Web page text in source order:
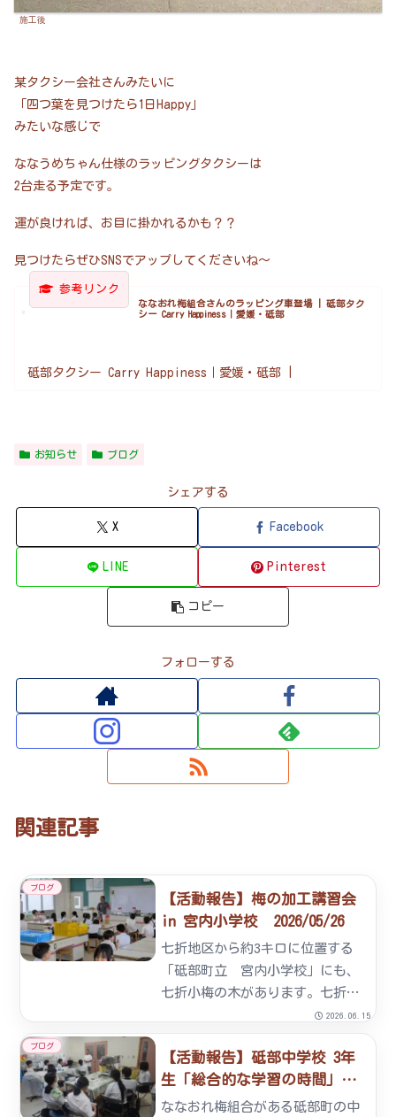
施工後
某タクシー会社さんみたいに
「四つ葉を見つけたら1日Happy」
みたいな感じで
ななうめちゃん仕様のラッピングタクシーは
2台走る予定です。
運が良ければ、お目に掛かれるかも？？
見つけたらぜひSNSでアップしてくださいね～
ななおれ梅組合さんのラッピング車登場 | 砥部タク
シー Carry Happiness｜愛媛・砥部
砥部タクシー Carry Happiness｜愛媛・砥部 |
お知らせ ブログ
シェアする
X Facebook
LINE Pinterest
コピー
フォローする
関連記事
ブログ
【活動報告】梅の加工講習会
in 宮内小学校 2026/05/26
七折地区から約3キロに位置する
「砥部町立 宮内小学校」にも、
七折小梅の木があります。七折小
梅は町の花であり、その実は特産
品でもあります。児童にとって
は、地域を知る上でも、郷土への
愛着形成の意味でも切っても切れ
ない関係なのです。小学校にある
2026.06.15
ブログ
【活動報告】砥部中学校 3年
生「総合的な学習の時間」
2025/09/05
ななおれ梅組合がある砥部町の中